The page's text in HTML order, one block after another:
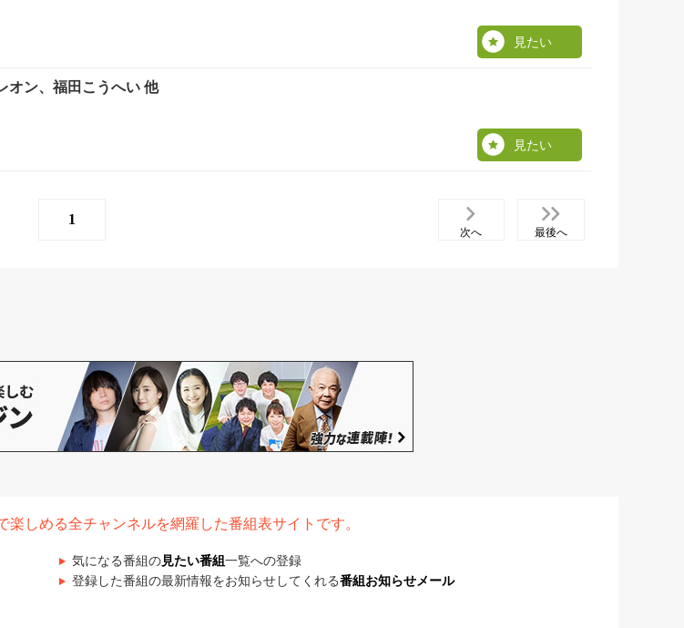
見たい
オン、福田こうへい 他
見たい
1
次へ 最後へ
楽しめる全チャンネルを網羅した番組表サイトです。
気になる番組の見たい番組 一覧への登録
登録した番組の最新情報をお知らせしてくれる番組お知らせメール